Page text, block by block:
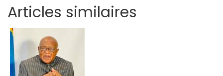
ar
e
b
o
k
tt
er
ag er
Articles similaires